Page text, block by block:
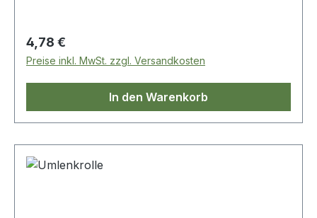
Regulärer Preis:
4,78 €
Preise inkl. MwSt. zzgl. Versandkosten
In den Warenkorb